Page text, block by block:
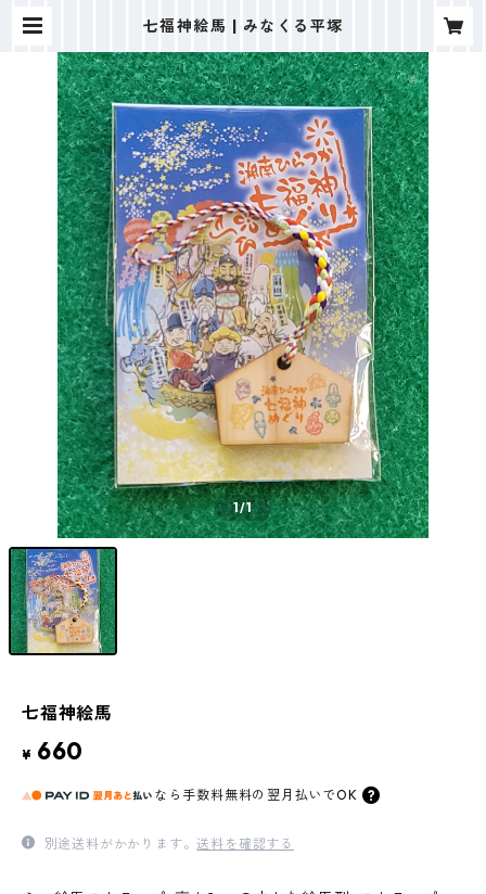
七福神絵馬 | みなくる平塚
1/1
七福神絵馬
¥ 660
なら 手数料無料の 翌月払いでOK
別途送料がかかります。送料を確認する